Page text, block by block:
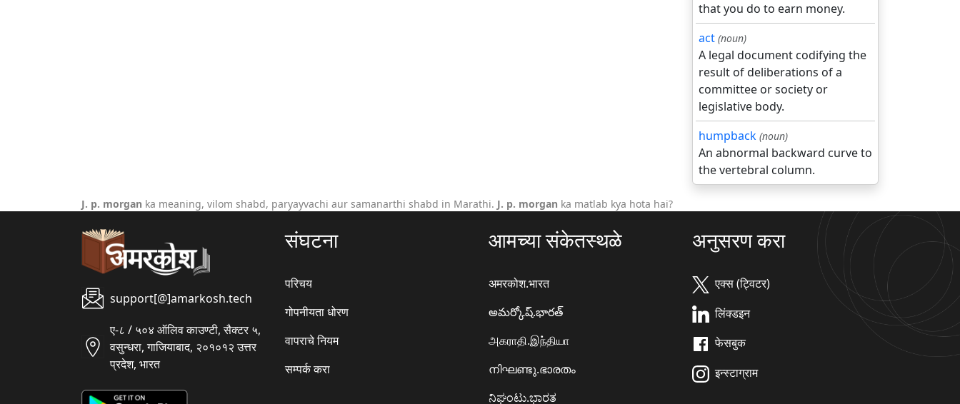
that you do to earn money.
act (noun)
A legal document codifying the
result of deliberations of a
committee or society or
legislative body.
humpback (noun)
An abnormal backward curve to
the vertebral column.
J. p. morgan ka meaning, vilom shabd, paryayvachi aur samanarthi shabd in Marathi. J. p. morgan ka matlab kya hota hai?
support[@]amarkosh.tech
ए-८ / ५०४ ऑलिव काउण्टी, सैक्टर ५,
वसुन्धरा, गाजियाबाद, २०१०१२ उत्तर
प्रदेश, भारत
संघटना
परिचय
गोपनीयता धोरण
वापराचे नियम
सम्पर्क करा
आमच्या संकेतस्थळे
अमरकोश.भारत
అమర్కోష్.భారత్
அகராதி.இந்தியா
നിഘണ്ടു.ഭാരതം
ನಿಘಂಟು.ಭಾರತ
अनुसरण करा
एक्स (ट्विटर)
लिंक्डइन
फेसबुक
इन्स्टाग्राम